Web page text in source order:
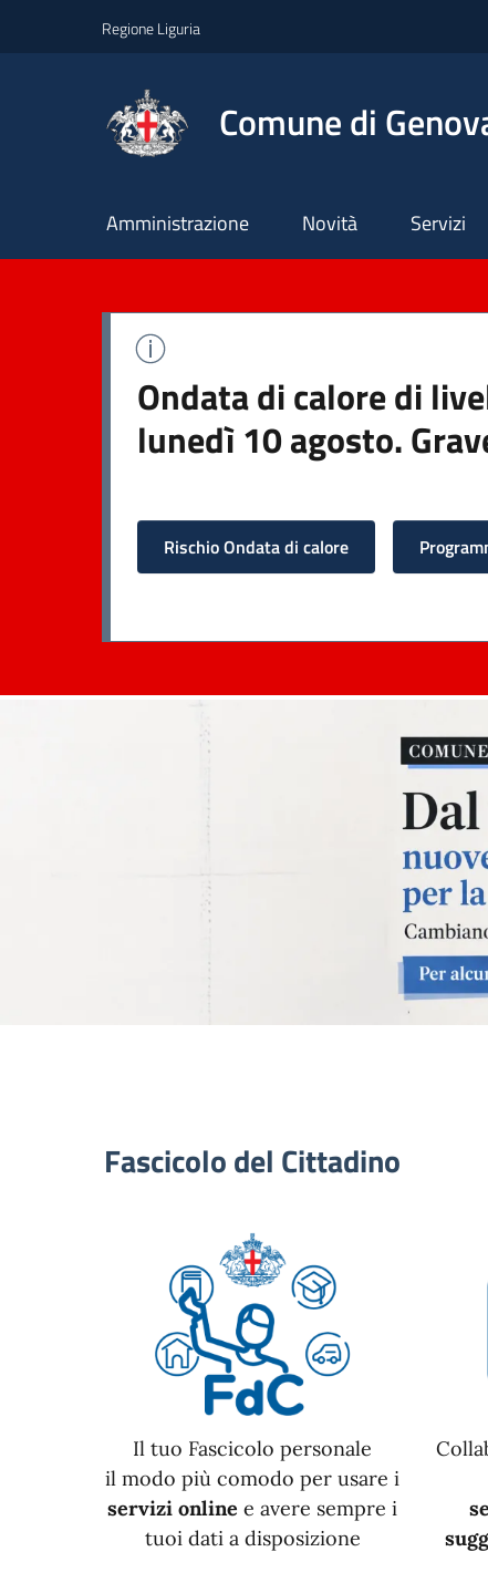
Regione Liguria
Comune di
Principale
Amministrazione Novità Servizi
Ondata di calore di
lunedì 10 agosto.
Rischio Ondata di calore
Fascicolo del Cittadino
Il tuo Fascicolo personale
il modo più comodo per usare i
servizi online e avere sempre i
tuoi dati a disposizione